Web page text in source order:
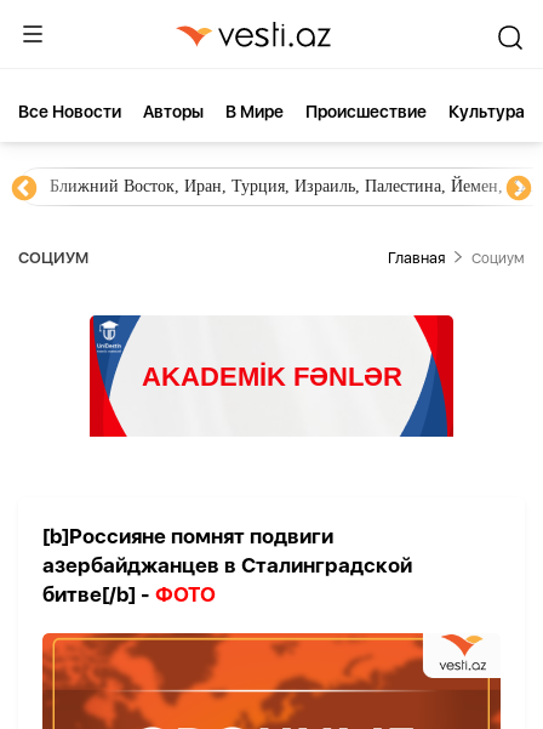
Все Новости Aвторы В Мире Происшествие Культура
Ближний Восток, Иран, Турция, Израиль, Палестина, Йемен,
СОЦИУМ Главная Социум
[b]Россияне помнят подвиги
азербайджанцев в Сталинградской
битве[/b] - ФОТО